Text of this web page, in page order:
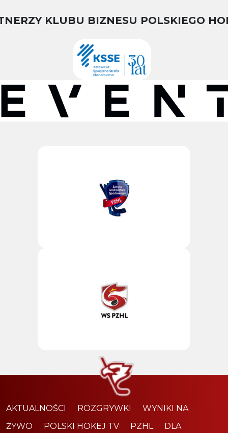
KLUBU BIZNESU POLSKIEGO
AKTUALNOŚCI ROZGRYWKI
WYNIKI NA
ŻYWO
POLSKI HOKEJ TV PZHL DLA